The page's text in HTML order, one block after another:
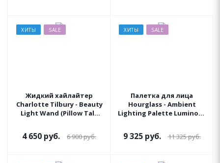
ХИТЫ SALE
Жидкий хайлайтер
Charlotte Tilbury - Beauty
Light Wand (Pillow Talk
4 650 руб. 6 900руб.
ХИТЫ SALE
Палетка для лица
Hourglass - Ambient
Lighting Palette Luminous
9 325руб. 11 325руб.